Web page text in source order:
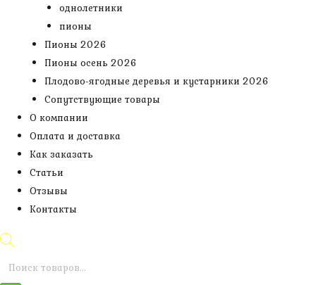
однолетники
пионы
Пионы 2026
Пионы осень 2026
Плодово-ягодные деревья и кустарники 2026
Сопутствующие товары
О компании
Оплата и доставка
Как заказать
Статьи
Отзывы
Контакты
Поиск